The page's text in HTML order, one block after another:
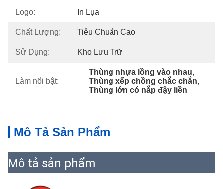
Logo: In Lụa
Chất Lượng: Tiêu Chuẩn Cao
Sử Dụng: Kho Lưu Trữ
Làm nổi bật:
Thùng nhựa lồng vào nhau,
Thùng xếp chồng chắc chắn,
Thùng lớn có nắp đậy liền
Mô Tả Sản Phẩm
Mô tả sản phẩm